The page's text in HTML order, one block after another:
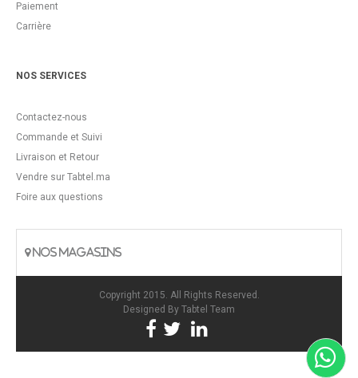
Paiement
Carrière
NOS SERVICES
Contactez-nous
Commande et Suivi
Livraison et Retour
Vendre sur Tabtel.ma
Foire aux questions
NOS MAGASINS
Copyright 2015. All Rights Reserved.
Designed By Tabtel Team